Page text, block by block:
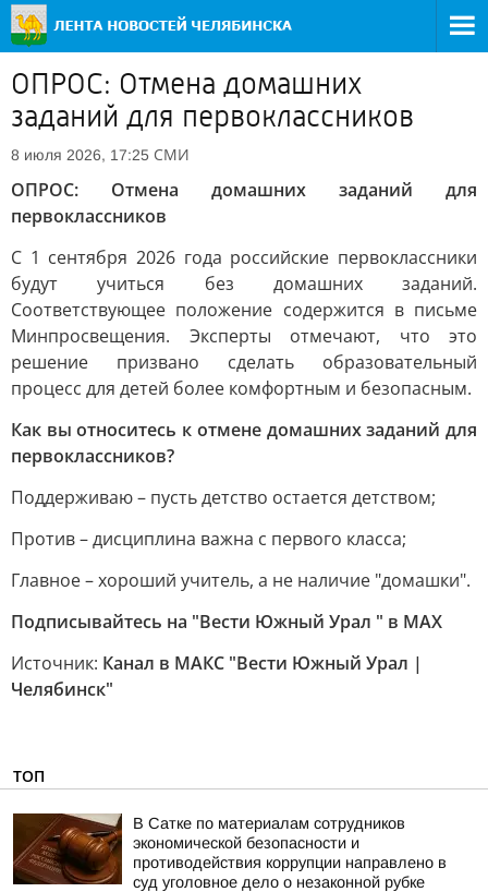
ОПРОС: Отмена домашних
заданий для первоклассников
8 июля 2026, 17:25 СМИ
ОПРОС: Отмена домашних заданий для
первоклассников
С 1 сентября 2026 года российские первоклассники
будут учиться без домашних заданий.
Соответствующее положение содержится в письме
Минпросвещения. Эксперты отмечают, что это
решение призвано сделать образовательный
процесс для детей более комфортным и безопасным.
Как вы относитесь к отмене домашних заданий для
первоклассников?
Поддерживаю – пусть детство остается детством;
Против – дисциплина важна с первого класса;
Главное – хороший учитель, а не наличие "домашки".
Подписывайтесь на "Вести Южный Урал " в MAХ
Источник: Канал в МАКС "Вести Южный Урал |
Челябинск"
ТОП
В Сатке по материалам сотрудников
экономической безопасности и
противодействия коррупции направлено в
суд уголовное дело о незаконной рубке